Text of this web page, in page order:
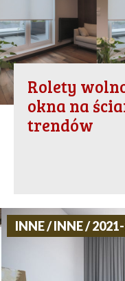
Rolety
okna na
trendów
INNE / INNE /